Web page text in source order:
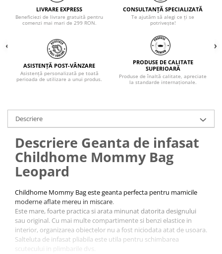
LIVRARE EXPRESS
Beneficiezi de livrare gratuită pentru
comenzi mai mari de 299 RON.
CONSULTANȚĂ SPECIALIZATĂ
Te ajutăm să alegi ce ți se
potrivește!
ASISTENȚĂ POST-VÂNZARE
Asistență personalizată pe toată
perioada de utilizare a unui produs.
PRODUSE DE CALITATE
SUPERIOARĂ
Produse de înaltă calitate, apreciate
la standarde internaționale.
Descriere
Descriere Geanta de infasat
Childhome Mommy Bag
Leopard
Childhome Mommy Bag este geanta perfecta pentru mamicile
moderne aflate mereu in miscare.
Este mare, foarte practica si arata minunat datorita designului
sau original. Cu mai multe compartimente si benzi elastice in
interior, organizarea obiectelor nu a fost niciodata atat de usoara.
Salteluta de infasat pliabila este utila pentru schimbarea
scutecului in plimbarile dvs.